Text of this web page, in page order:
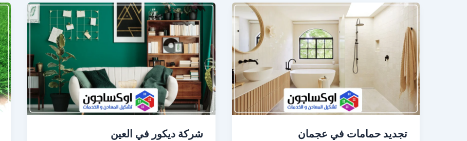
تجديد حمامات في عجمان شركة ديكور في العين